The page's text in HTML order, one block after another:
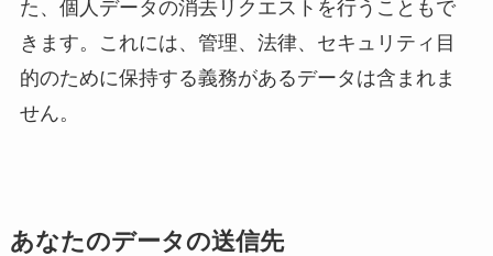
た、個人データの消去リクエストを行うこともで
きます。これには、管理、法律、セキュリティ目
的のために保持する義務があるデータは含まれま
せん。
あなたのデータの送信先